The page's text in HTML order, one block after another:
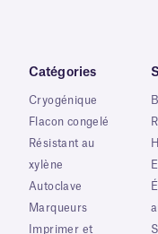
Catégories
Cryogénique
Flacon congelé
Résistant au
xylène
Autoclave
Marqueurs
Imprimer et